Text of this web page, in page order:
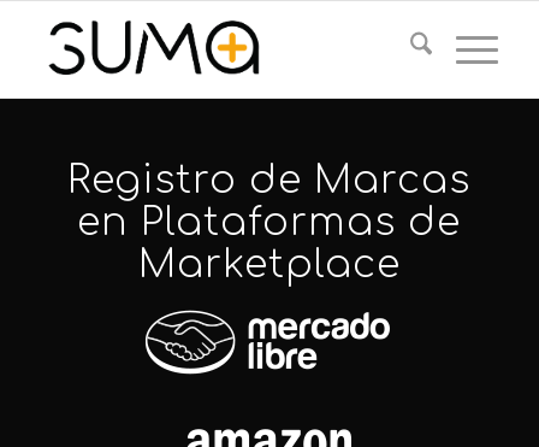
Registro de Marcas
en Plataformas de
Marketplace